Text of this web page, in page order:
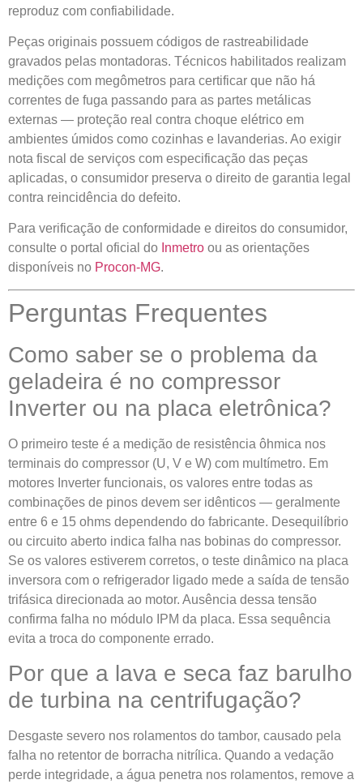
reproduz com confiabilidade.
Peças originais possuem códigos de rastreabilidade
gravados pelas montadoras. Técnicos habilitados realizam
medições com megômetros para certificar que não há
correntes de fuga passando para as partes metálicas
externas — proteção real contra choque elétrico em
ambientes úmidos como cozinhas e lavanderias. Ao exigir
nota fiscal de serviços com especificação das peças
aplicadas, o consumidor preserva o direito de garantia legal
contra reincidência do defeito.
Para verificação de conformidade e direitos do consumidor,
consulte o portal oficial do Inmetro ou as orientações
disponíveis no Procon-MG.
Perguntas Frequentes
Como saber se o problema da
geladeira é no compressor
Inverter ou na placa eletrônica?
O primeiro teste é a medição de resistência ôhmica nos
terminais do compressor (U, V e W) com multímetro. Em
motores Inverter funcionais, os valores entre todas as
combinações de pinos devem ser idênticos — geralmente
entre 6 e 15 ohms dependendo do fabricante. Desequilíbrio
ou circuito aberto indica falha nas bobinas do compressor.
Se os valores estiverem corretos, o teste dinâmico na placa
inversora com o refrigerador ligado mede a saída de tensão
trifásica direcionada ao motor. Ausência dessa tensão
confirma falha no módulo IPM da placa. Essa sequência
evita a troca do componente errado.
Por que a lava e seca faz barulho
de turbina na centrifugação?
Desgaste severo nos rolamentos do tambor, causado pela
falha no retentor de borracha nitrílica. Quando a vedação
perde integridade, a água penetra nos rolamentos, remove a